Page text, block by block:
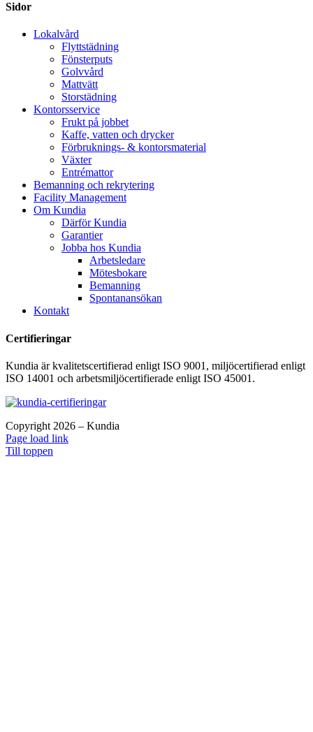
Sidor
Lokalvård
Flyttstädning
Fönsterputs
Golvvård
Mattvätt
Storstädning
Kontorsservice
Frukt på jobbet
Kaffe, vatten och drycker
Förbruknings- & kontorsmaterial
Växter
Entrémattor
Bemanning och rekrytering
Facility Management
Om Kundia
Därför Kundia
Garantier
Jobba hos Kundia
Arbetsledare
Mötesbokare
Bemanning
Spontanansökan
Kontakt
Certifieringar
Kundia är kvalitetscertifierad enligt ISO 9001, miljöcertifierad enligt
ISO 14001 och arbetsmiljöcertifierade enligt ISO 45001.
Copyright 2026 – Kundia
Page load link
Till toppen